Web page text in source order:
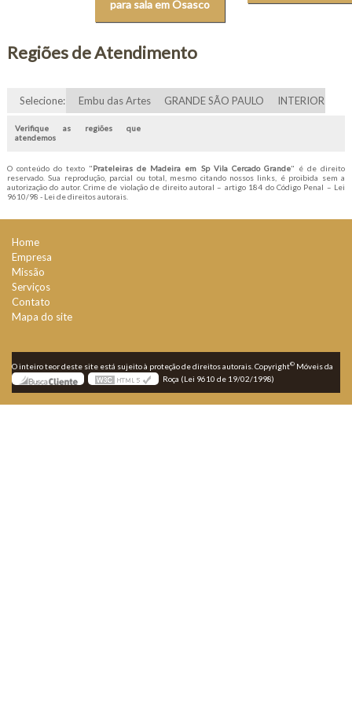
para sala em Osasco
Regiões de Atendimento
Selecione: Embu das Artes GRANDE SÃO PAULO INTERIOR
Verifique as regiões que
atendemos
O conteúdo do texto "Prateleiras de Madeira em Sp Vila Cercado Grande" é de direito
reservado. Sua reprodução, parcial ou total, mesmo citando nossos links, é proibida sem a
autorização do autor. Crime de violação de direito autoral – artigo 184 do Código Penal – Lei
9610/98 - Lei de direitos autorais.
Home
Empresa
Missão
Serviços
Contato
Mapa do site
O inteiro teor deste site está sujeito à proteção de direitos autorais. Copyright© Móveis da
Roça (Lei 9610 de 19/02/1998)